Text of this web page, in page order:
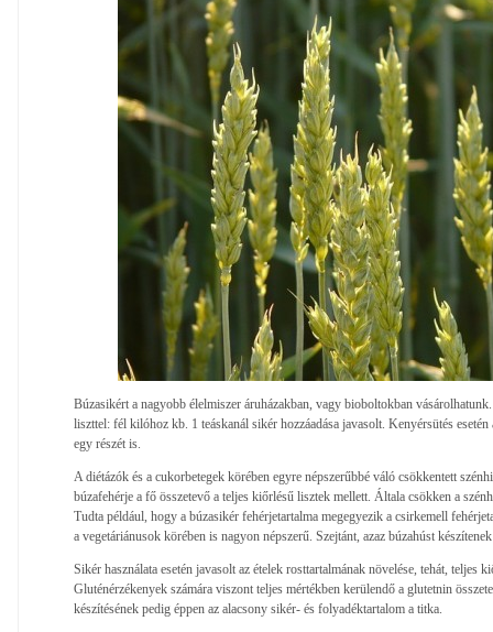
Búzasikért a nagyobb élelmiszer áruházakban, vagy bioboltokban
liszttel: fél kilóhoz kb. 1 teáskanál sikér hozzáadása javasolt. Kenyérsütés
egy részét is.
A diétázók és a cukorbetegek körében egyre népszerűbbé váló csökkentett
búzafehérje a fő összetevő a teljes kiőrlésű lisztek mellett. Általa csökken a
Tudta például, hogy a búzasikér fehérjetartalma megegyezik a csirkemell
a vegetáriánusok körében is nagyon népszerű. Szejtánt, azaz búzahúst
Sikér használata esetén javasolt az ételek rosttartalmának növelése, tehát, teljes
Gluténérzékenyek számára viszont teljes mértékben kerülendő a glutetnin
készítésének pedig éppen az alacsony sikér- és folyadéktartalom a titka.